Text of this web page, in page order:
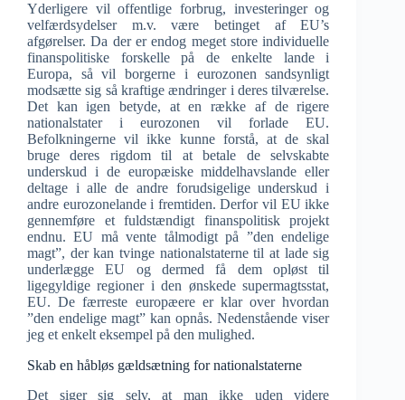
Yderligere vil offentlige forbrug, investeringer og
velfærdsydelser m.v. være betinget af EU’s
afgørelser. Da der er endog meget store individuelle
finanspolitiske forskelle på de enkelte lande i
Europa, så vil borgerne i eurozonen sandsynligt
modsætte sig så kraftige ændringer i deres tilværelse.
Det kan igen betyde, at en række af de rigere
nationalstater i eurozonen vil forlade EU.
Befolkningerne vil ikke kunne forstå, at de skal
bruge deres rigdom til at betale de selvskabte
underskud i de europæiske middelhavslande eller
deltage i alle de andre forudsigelige underskud i
andre eurozonelande i fremtiden. Derfor vil EU ikke
gennemføre et fuldstændigt finanspolitisk projekt
endnu. EU må vente tålmodigt på ”den endelige
magt”, der kan tvinge nationalstaterne til at lade sig
underlægge EU og dermed få dem opløst til
ligegyldige regioner i den ønskede supermagtsstat,
EU. De færreste europæere er klar over hvordan
”den endelige magt” kan opnås. Nedenstående viser
jeg et enkelt eksempel på den mulighed.
Skab en håbløs gældsætning for nationalstaterne
Det siger sig selv, at man ikke uden videre